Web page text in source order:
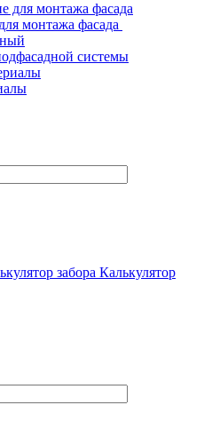
монтажа фасада
системы
забора Калькулятор